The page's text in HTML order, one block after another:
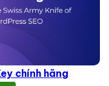
chính hãng